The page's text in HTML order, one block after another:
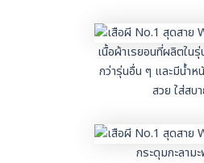
เนื้อผ้าเรยอนที่ผลิตใน
กว่ารุ่นอื่น ๆ และมีน้ำห
สวย ใส่สบ
กระดุมกะลาม